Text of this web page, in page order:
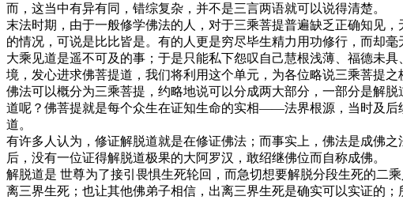
而，这当中有异有同，错综复杂，并不是三言两语就可以说得清楚。
末法时期，由于一般修学佛法的人，对于三乘菩提普遍缺乏正确知见
的情况，可说是比比皆是。有的人更是穷尽毕生精力用功修行，而却
大乘见道是遥不可及的事；于是只能私下怨叹自己慧根浅薄、福德未
境，发心进求佛菩提道，我们将利用这个单元，为各位略说三乘菩提之
佛法可以概分为三乘菩提，约略地说可以分成两大部分，一部分是解
道呢？佛菩提就是每个众生在证知生命的实相——法界根源，当时及后
道。
有许多人认为，修证解脱道就是在修证佛法；而事实上，佛法是成佛
后，没有一位证得解脱道极果的大阿罗汉，敢绍继佛位而自称成佛。
解脱道是 世尊为了接引畏惧生死轮回，而急切想要解脱分段生死的二
离三界生死；也让其他佛弟子相信，出离三界生死是确实可以实证的